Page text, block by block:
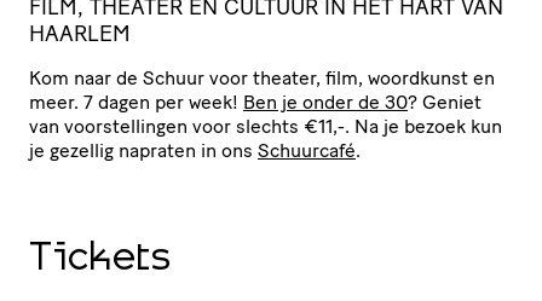
FILM, THEATER EN CULTUUR IN HET HART VAN
HAARLEM
Kom naar de Schuur voor theater, film, woordkunst en
meer. 7 dagen per week! Ben je onder de 30? Geniet
van voor­stel­lingen voor slechts €11,-. Na je bezoek kun
je gezellig napraten in ons Schuurcafé.
Tickets